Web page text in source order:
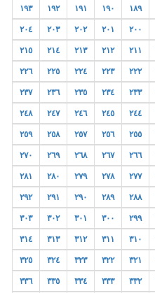
١٨٩ ١٩٠ ١٩١ ١٩٢ ١٩٣
٢٠٠ ٢٠١ ٢٠٢ ٢٠٣ ٢٠٤
٢١١ ٢١٢ ٢١٣ ٢١٤ ٢١٥
٢٢٢ ٢٢٣ ٢٢٤ ٢٢٥ ٢٢٦
٢٣٣ ٢٣٤ ٢٣٥ ٢٣٦ ٢٣٧
٢٤٤ ٢٤٥ ٢٤٦ ٢٤٧ ٢٤٨
٢٥٥ ٢٥٦ ٢٥٧ ٢٥٨ ٢٥٩
٢٦٦ ٢٦٧ ٢٦٨ ٢٦٩ ٢٧٠
٢٧٧ ٢٧٨ ٢٧٩ ٢٨٠ ٢٨١
٢٨٨ ٢٨٩ ٢٩٠ ٢٩١ ٢٩٢
٢٩٩ ٣٠٠ ٣٠١ ٣٠٢ ٣٠٣
٣١٠ ٣١١ ٣١٢ ٣١٣ ٣١٤
٣٢١ ٣٢٢ ٣٢٣ ٣٢٤ ٣٢٥
٣٣٢ ٣٣٣ ٣٣٤ ٣٣٥ ٣٣٦